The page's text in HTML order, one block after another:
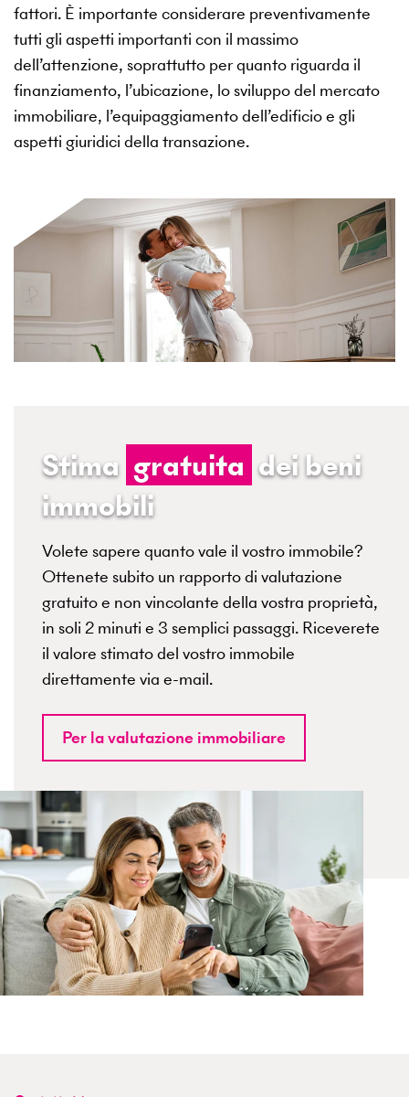
fattori. È importante considerare preventivamente
tutti gli aspetti importanti con il massimo
dell’attenzione, soprattutto per quanto riguarda il
finanziamento, l’ubicazione, lo sviluppo del mercato
immobiliare, l’equipaggiamento dell’edificio e gli
aspetti giuridici della transazione.
Stima gratuita dei beni
immobili
Volete sapere quanto vale il vostro immobile?
Ottenete subito un rapporto di valutazione
gratuito e non vincolante della vostra proprietà,
in soli 2 minuti e 3 semplici passaggi. Riceverete
il valore stimato del vostro immobile
direttamente via e-mail.
Per la valutazione immobiliare